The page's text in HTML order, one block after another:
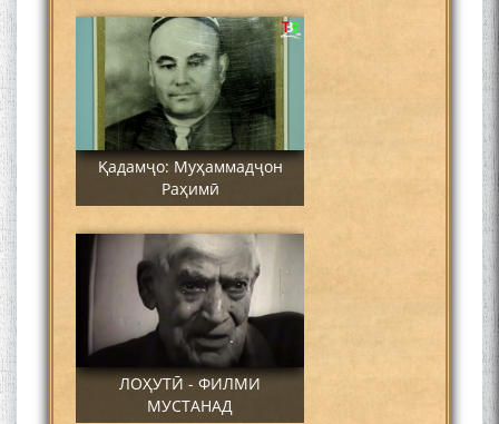
Қадамҷо: Муҳаммадҷон
Раҳимӣ
ЛОҲУТӢ - ФИЛМИ
МУСТАНАД